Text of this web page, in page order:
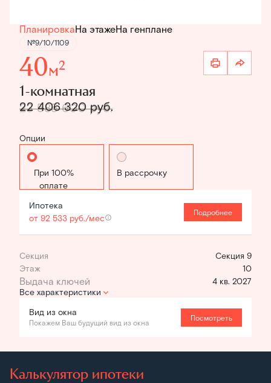
ПланировкаНа этажеНа генплане
№9/10/1109
40м2
1-комнатная
23 585 600 руб.
22 406 320 руб.
Опции
Стандартная В рассрочку
Ипотека
от 92 533 руб./мес
Подробнее
Секция
Секция 9
Этаж
10
4 кв. 2027
Все характеристики
Вид из окна
Покажем Ваш будущий вид из окна
Посмотреть
Калькулятор ипотеки